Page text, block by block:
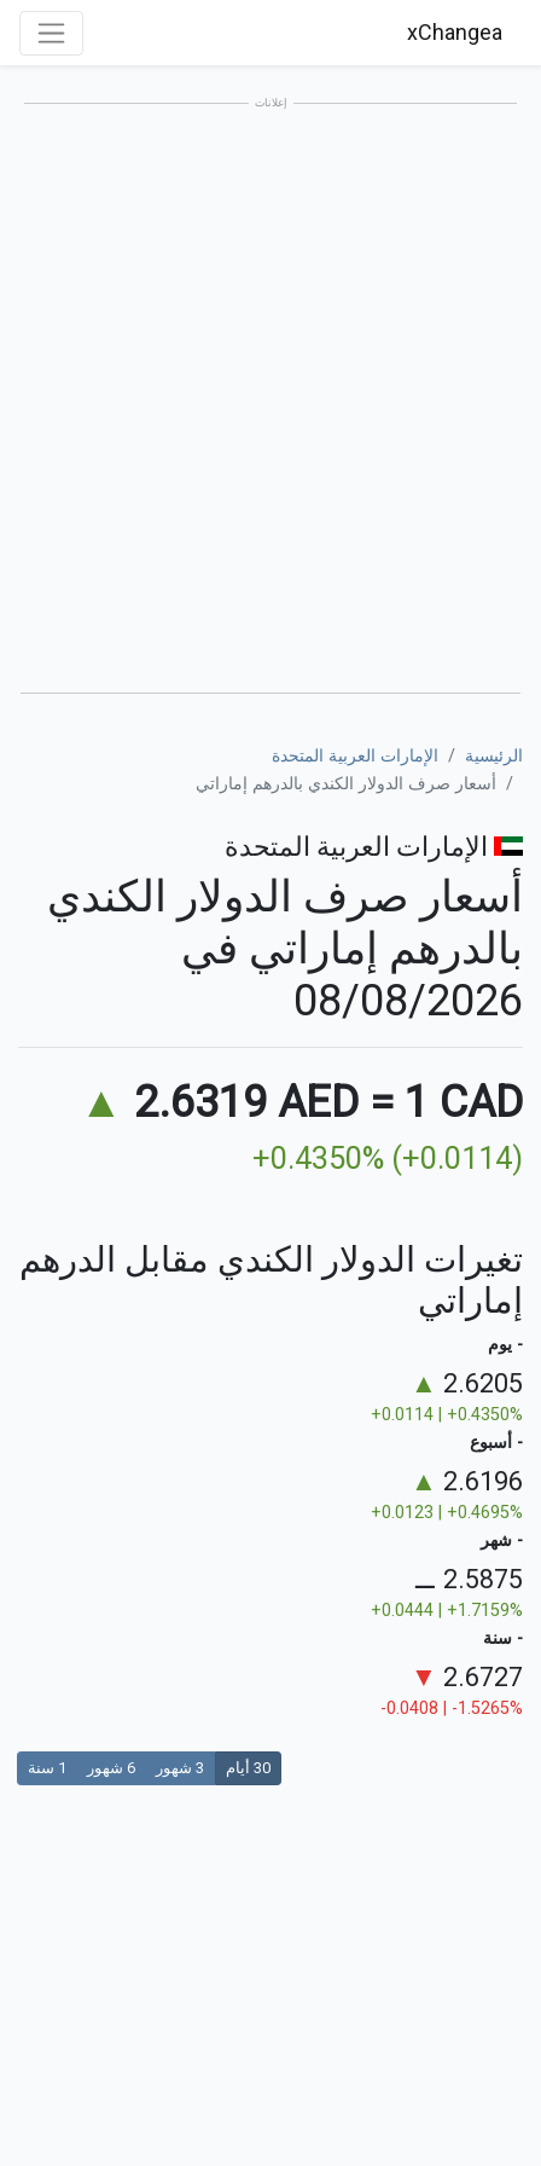
xChangea
إعلانات
الرئيسية
الإمارات العربية المتحدة
أسعار صرف الدولار الكندي بالدرهم إماراتي
الإمارات العربية المتحدة
أسعار صرف الدولار الكندي
بالدرهم إماراتي في
08/08/2026
1 CAD
=
2.6319 AED
▲
+0.4350% (+0.0114)
تغيرات الدولار الكندي مقابل الدرهم
إماراتي
- يوم
2.6205
▲
+0.0114 | +0.4350%
- أسبوع
2.6196
▲
+0.0123 | +0.4695%
- شهر
2.5875
⚊
+0.0444 | +1.7159%
- سنة
2.6727
▼
-0.0408 | -1.5265%
30 أيام 3 شهور 6 شهور 1 سنة